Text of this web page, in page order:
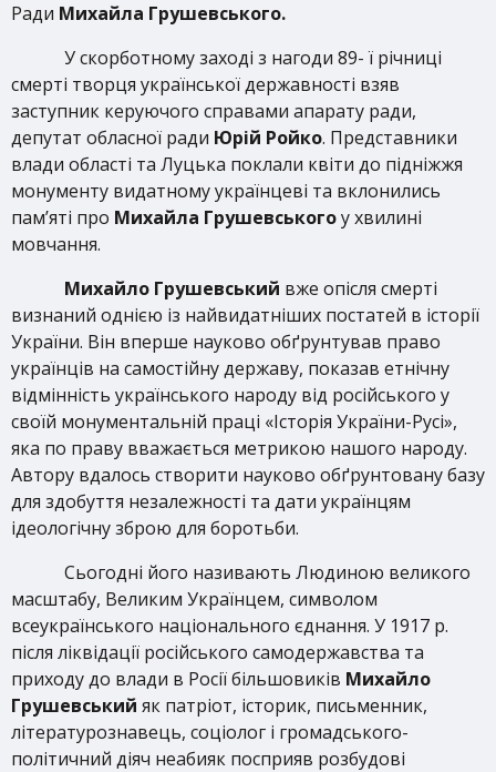
Ради Михайла Грушевського.
У скорботному заході з нагоди 89- ї річниці
смерті творця української державності взяв
заступник керуючого справами апарату ради,
депутат обласної ради Юрій Ройко. Представники
влади області та Луцька поклали квіти до підніжжя
монументу видатному українцеві та вклонились
пам’яті про Михайла Грушевськогоу хвилині
мовчання.
Михайло Грушевський вже опісля смерті
визнаний однією із найвидатніших постатей в історії
України. Він вперше науково обґрунтував право
українців на самостійну державу, показав етнічну
відмінність українського народу від російського у
своїй монументальній праці «Історія України-Русі»,
яка по праву вважається метрикою нашого народу.
Автору вдалось створити науково обґрунтовану базу
для здобуття незалежності та дати українцям
ідеологічну зброю для боротьби.
Сьогодні його називають Людиною великого
масштабу, Великим Українцем, символом
всеукраїнського національного єднання. У 1917 р.
після ліквідації російського самодержавства та
приходу до влади в Росії більшовиків Михайло
Грушевський як патріот, історик, письменник,
літературознавець, соціолог і громадського-
політичний діяч неабияк посприяв розбудові